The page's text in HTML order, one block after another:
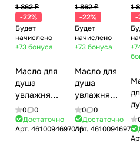
1 862 ₽
-22%
Будет
начислено
+73 бонуса
Масло для
душа
увлажняющее
«Мандарин-
бергамот»
Geltek
0
0
Достаточно
Арт. 4610094697046
1 862 ₽
-22%
Будет
начислено
+73 бонуса
Масло для
душа
увлажняющее
«Хлопок-
цитрус»
Geltek
0
0
Достаточно
Арт.
1
-